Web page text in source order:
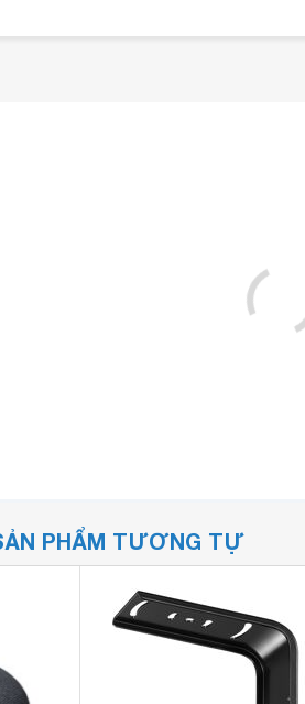
PHẨM TƯƠNG TỰ